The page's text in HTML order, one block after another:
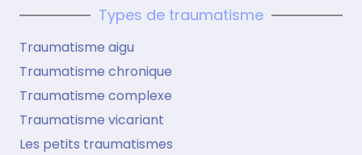
Types de traumatisme
Traumatisme aigu
Traumatisme chronique
Traumatisme complexe
Traumatisme vicariant
Les petits traumatismes